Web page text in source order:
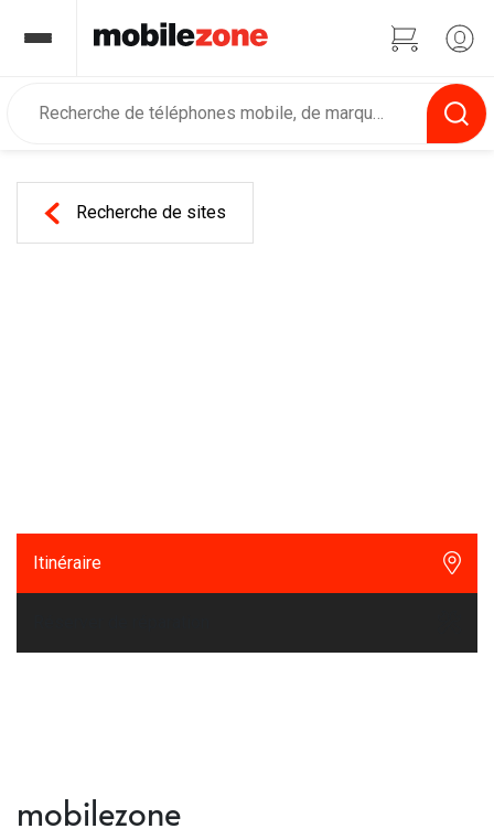
Recherche de sites
Itinéraire
mobilezone